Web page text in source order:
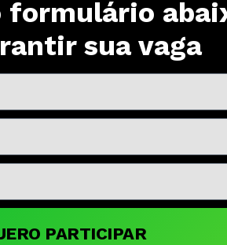
formulário
sua vaga
PARTICIPAR